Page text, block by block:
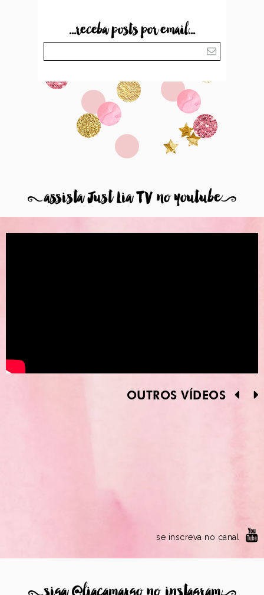
...receba posts por email...
8assista Just Lia TV no youtube9
OUTROS VÍDEOS
se inscreva no canal